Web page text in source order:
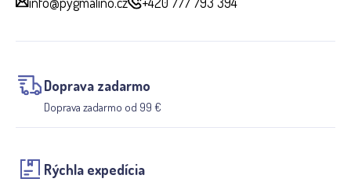
Doprava zadarmo
Doprava zadarmo od 99 €
Rýchla expedícia